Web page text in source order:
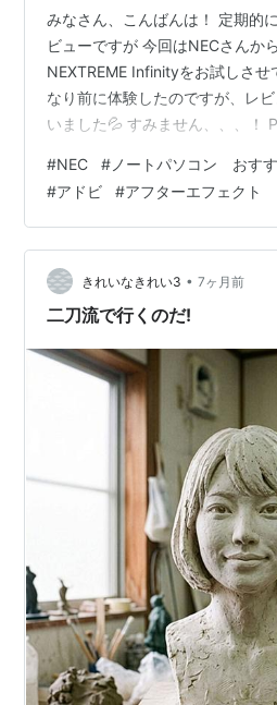
みなさん、こんばんは！ 定期的
ビューですが 今回はNECさんか
NEXTREME Infinityをお試しさ
なり前に体験したのですが、レ
いました💦 すみません、、、！
ゃくちゃパワフルです。 公式HP
「Carbon」でした。あちらは軽
nicotravel.hatenablog.com 今回
は「Infinity」＝「限界がない」
回はスペック重視で…
#NEC #ノートパソコン おす
#アドビ #アフターエフェク
きれいなきれい3 • 7ヶ月前
二刀流で行くのだ!